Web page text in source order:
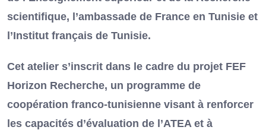
scientifique, l’ambassade de France en Tunisie et
l’Institut français de Tunisie.
Cet atelier s’inscrit dans le cadre du projet FEF
Horizon Recherche, un programme de
coopération franco-tunisienne visant à renforcer
les capacités d’évaluation de l’ATEA et à